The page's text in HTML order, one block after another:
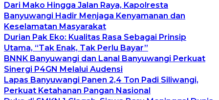
Dari Mako Hingga Jalan Raya, Kapolresta
Banyuwangi Hadir Menjaga Kenyamanan dan
Keselamatan Masyarakat
Durian Pak Eko: Kualitas Rasa Sebagai Prinsip
Utama, “Tak Enak, Tak Perlu Bayar”
BNNK Banyuwangi dan Lanal Banyuwangi Perkuat
Sinergi P4GN Melalui Audensi
Lapas Banyuwangi Panen 2,4 Ton Padi Siliwangi,
Perkuat Ketahanan Pangan Nasional